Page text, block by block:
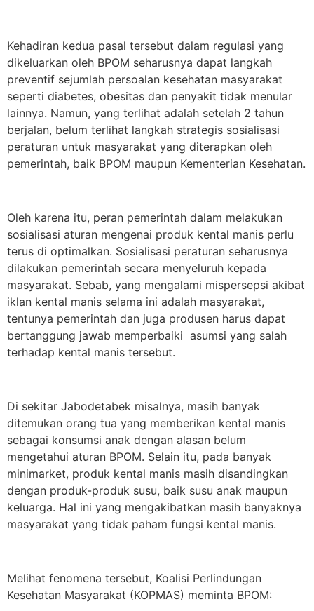
Kehadiran kedua pasal tersebut dalam regulasi yang
dikeluarkan oleh BPOM seharusnya dapat langkah
preventif sejumlah persoalan kesehatan masyarakat
seperti diabetes, obesitas dan penyakit tidak menular
lainnya. Namun, yang terlihat adalah setelah 2 tahun
berjalan, belum terlihat langkah strategis sosialisasi
peraturan untuk masyarakat yang diterapkan oleh
pemerintah, baik BPOM maupun Kementerian Kesehatan.
Oleh karena itu, peran pemerintah dalam melakukan
sosialisasi aturan mengenai produk kental manis perlu
terus di optimalkan. Sosialisasi peraturan seharusnya
dilakukan pemerintah secara menyeluruh kepada
masyarakat. Sebab, yang mengalami mispersepsi akibat
iklan kental manis selama ini adalah masyarakat,
tentunya pemerintah dan juga produsen harus dapat
bertanggung jawab memperbaiki asumsi yang salah
terhadap kental manis tersebut.
Di sekitar Jabodetabek misalnya, masih banyak
ditemukan orang tua yang memberikan kental manis
sebagai konsumsi anak dengan alasan belum
mengetahui aturan BPOM. Selain itu, pada banyak
minimarket, produk kental manis masih disandingkan
dengan produk-produk susu, baik susu anak maupun
keluarga. Hal ini yang mengakibatkan masih banyaknya
masyarakat yang tidak paham fungsi kental manis.
Melihat fenomena tersebut, Koalisi Perlindungan
Kesehatan Masyarakat (KOPMAS) meminta BPOM: